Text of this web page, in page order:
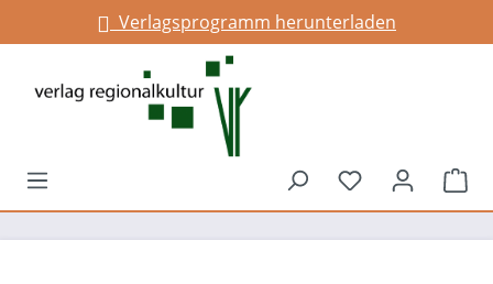
springenVerlagsprogramm herunterladen
Infos für Gemeinden
Du hast 0